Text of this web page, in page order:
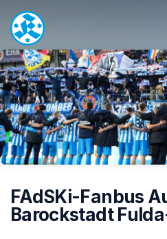
Skip header
FAdSKi-Fanbus
Barockstadt